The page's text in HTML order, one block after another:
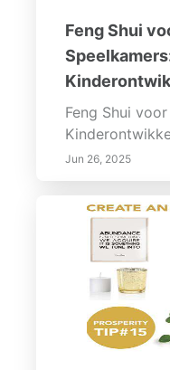
Feng Shui
Feng Shui
Jun 26, 2025